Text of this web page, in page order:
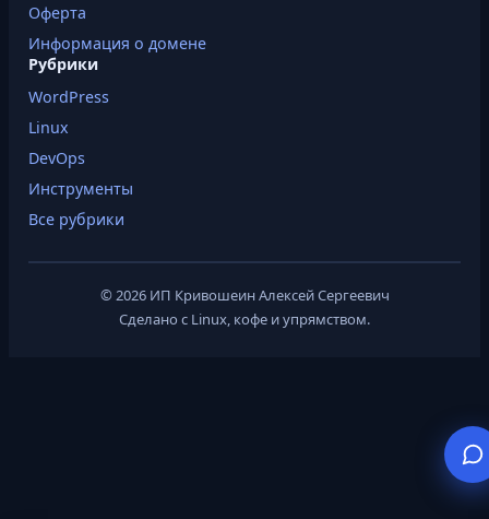
Оферта
Информация о домене
Рубрики
WordPress
Linux
DevOps
Инструменты
Все рубрики
© 2026 ИП Кривошеин Алексей Сергеевич
Сделано с Linux, кофе и упрямством.